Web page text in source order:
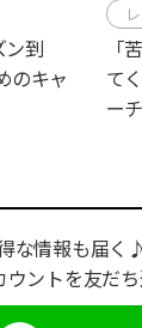
ン到
のキャ
「
て
ー
な情報も届く
ントを友だち